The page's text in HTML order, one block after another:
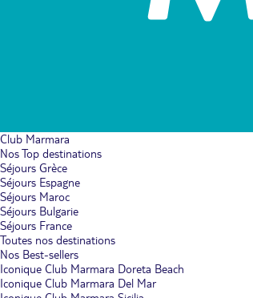
Club Marmara
Nos Top destinations
Séjours Grèce
Séjours Espagne
Séjours Maroc
Séjours Bulgarie
Séjours France
Toutes nos destinations
Nos Best-sellers
Iconique Club Marmara Doreta Beach
Iconique Club Marmara Del Mar